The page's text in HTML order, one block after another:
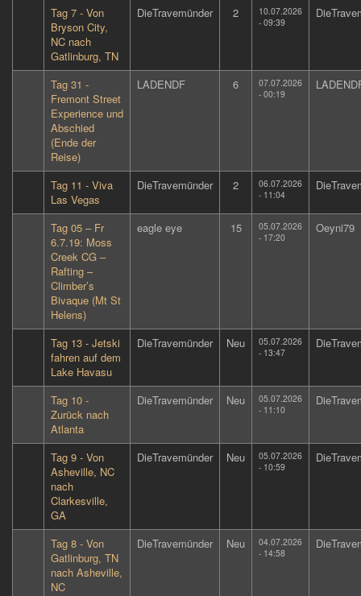
Tag 7 - Von
Bryson City,
NC nach
Gatlinburg, TN
DieTravemünder 2
10.07.2026
- 09:39
Tag 31 -
Fremont Street
Experience und
Abschied
(Ende der
Reise)
LADENDF 6
07.07.2026
- 00:19
Tag 11 - Viva
Las Vegas
DieTravemünder 2
06.07.2026
- 11:04
Tag 05 – Fr
6.7.19: Moss
Creek CG –
Rafting –
Climber’s
Bivaque (Mt St
Helens)
eagle eye 15
05.07.2026
- 17:20
Oeyni79
Tag 13 - Jetski
fahren auf dem
Lake Havasu
DieTravemünder Neu
05.07.2026
- 13:47
Tag 10 -
Zurück nach
Atlanta
DieTravemünder Neu
05.07.2026
- 11:10
Tag 9 - Von
Asheville, NC
nach
Clarkesville,
GA
DieTravemünder Neu
05.07.2026
- 10:59
Tag 8 - Von
Gatlinburg, TN
nach Asheville,
NC
DieTravemünder Neu
04.07.2026
- 14:58